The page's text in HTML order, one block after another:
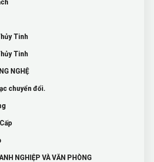
Tinh
Tinh
NGHỆ
chuyển đổi.
NGHIỆP VÀ VĂN PHÒNG